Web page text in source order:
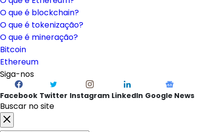
O que é blockchain?
O que é tokenização?
O que é mineração?
Bitcoin
Ethereum
Siga-nos
Facebook Twitter Instagram LinkedIn Google News
Buscar no site